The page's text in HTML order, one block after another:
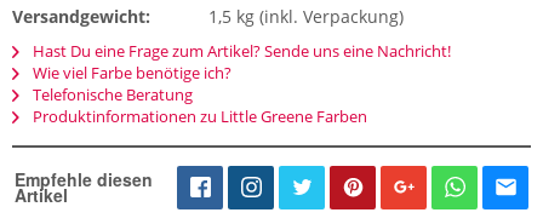
Versandgewicht:
1,5 kg (inkl. Verpackung)
Hast Du eine Frage zum Artikel? Sende uns eine Nachricht!
Wie viel Farbe benötige ich?
Telefonische Beratung
Produktinformationen zu Little Greene Farben
Empfehle diesen
Artikel